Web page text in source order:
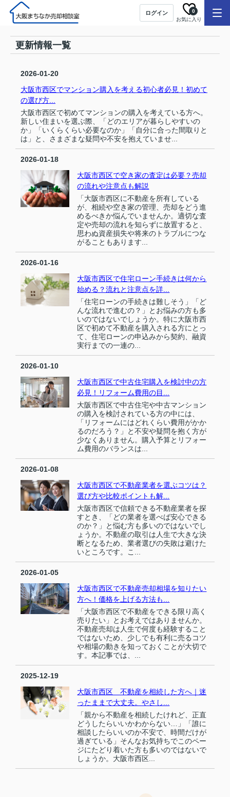
ログイン
お気に入り
0
更新情報一覧
2026-01-20
大阪市西区でマンション購入を考える初心者必見！初めて
の選び方...
大阪市西区で初めてマンションの購入を考えている方へ。
新しい住まいを選ぶ際、「どのエリアが暮らしやすいの
か」「いくらくらい必要なのか」「自分に合った間取りと
は」と、さまざまな疑問や不安を抱えていませ...
2026-01-18
大阪市西区で空き家の査定は必要？売却
の流れや注意点も解説
「大阪市西区に不動産を所有している
が、相続や空き家の管理、売却をどう進
めるべきか悩んでいませんか。適切な査
定や売却の流れを知らずに放置すると、
思わぬ資産損失や将来のトラブルにつな
がることもあります...
2026-01-16
大阪市西区で住宅ローン手続きは何から
始める？流れと注意点を詳...
「住宅ローンの手続きは難しそう」「ど
んな流れで進むの？」とお悩みの方も多
いのではないでしょうか。特に大阪市西
区で初めて不動産を購入される方にとっ
て、住宅ローンの申込みから契約、融資
実行までの一連の...
2026-01-10
大阪市西区で中古住宅購入を検討中の方
必見！リフォーム費用の目...
大阪市西区で中古住宅や中古マンション
の購入を検討されている方の中には、
「リフォームにはどれくらい費用がかか
るのだろう？」と不安や疑問を抱く方が
少なくありません。購入予算とリフォー
ム費用のバランスは...
2026-01-08
大阪市西区で不動産業者を選ぶコツは？
選び方や比較ポイントも解...
大阪市西区で信頼できる不動産業者を探
すとき、「どの業者を選べば安心できる
のか？」と悩む方も多いのではないでし
ょうか。不動産の取引は人生で大きな決
断となるため、業者選びの失敗は避けた
いところです。こ...
2026-01-05
大阪市西区で不動産売却相場を知りたい
方へ！価格を上げる方法も...
「大阪市西区で不動産をできる限り高く
売りたい」とお考えではありませんか。
不動産売却は人生で何度も経験すること
ではないため、少しでも有利に売るコツ
や相場の動きを知っておくことが大切で
す。本記事では、...
2025-12-19
大阪市西区 不動産を相続した方へ｜迷
ったままで大丈夫。やさし...
「親から不動産を相続したけれど、正直
どうしたらいいかわからない…」「誰に
相談したらいいのか不安で、時間だけが
過ぎている」そんなお気持ちでこのペー
ジにたどり着いた方も多いのではないで
しょうか。大阪市西区...